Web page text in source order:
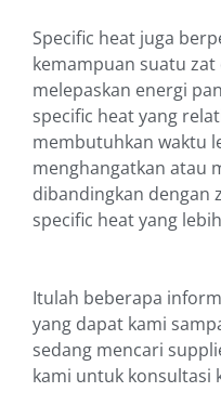
Specific heat juga
kemampuan suatu
melepaskan energi
specific heat yang
membutuhkan waktu
menghangatkan atau
dibandingkan dengan
specific heat yang
Itulah beberapa
yang dapat kami
sedang mencari
kami untuk konsultasi